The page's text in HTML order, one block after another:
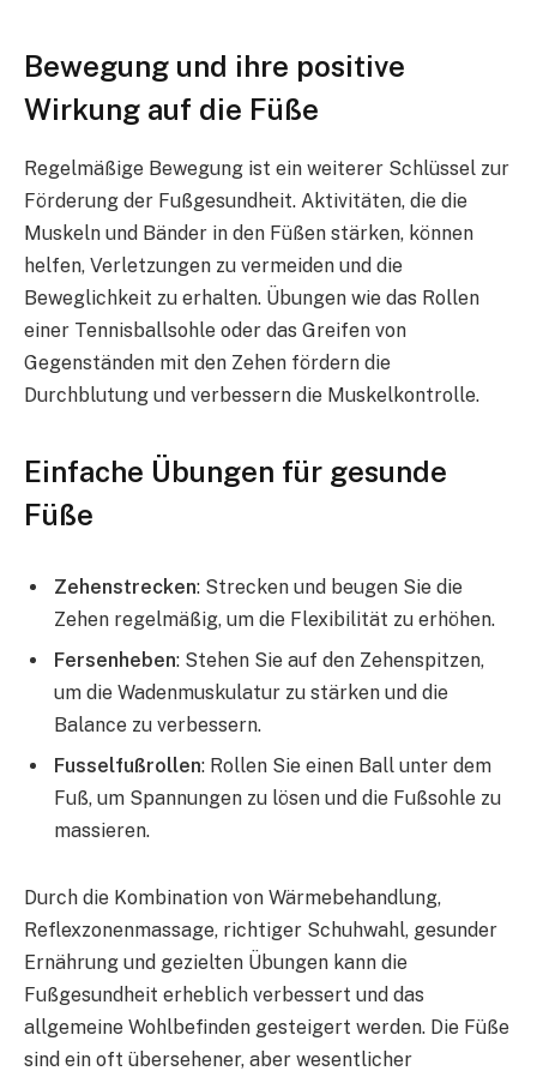
Bewegung und ihre positive
Wirkung auf die Füße
Regelmäßige Bewegung ist ein weiterer Schlüssel zur
Förderung der Fußgesundheit. Aktivitäten, die die
Muskeln und Bänder in den Füßen stärken, können
helfen, Verletzungen zu vermeiden und die
Beweglichkeit zu erhalten. Übungen wie das Rollen
einer Tennisballsohle oder das Greifen von
Gegenständen mit den Zehen fördern die
Durchblutung und verbessern die Muskelkontrolle.
Einfache Übungen für gesunde
Füße
Zehenstrecken: Strecken und beugen Sie die
Zehen regelmäßig, um die Flexibilität zu erhöhen.
Fersenheben: Stehen Sie auf den Zehenspitzen,
um die Wadenmuskulatur zu stärken und die
Balance zu verbessern.
Fusselfußrollen: Rollen Sie einen Ball unter dem
Fuß, um Spannungen zu lösen und die Fußsohle zu
massieren.
Durch die Kombination von Wärmebehandlung,
Reflexzonenmassage, richtiger Schuhwahl, gesunder
Ernährung und gezielten Übungen kann die
Fußgesundheit erheblich verbessert und das
allgemeine Wohlbefinden gesteigert werden. Die Füße
sind ein oft übersehener, aber wesentlicher